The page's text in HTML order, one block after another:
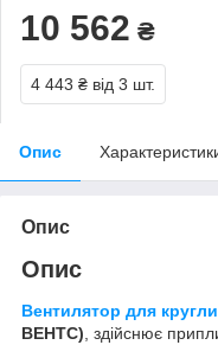
10 562 ₴
4 443 ₴ від 3 шт.
Опис
Опис
Опис
Вентилятор для
ВЕНТС), здійснює